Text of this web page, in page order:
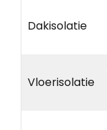
Dakisolatie
Vloerisolatie